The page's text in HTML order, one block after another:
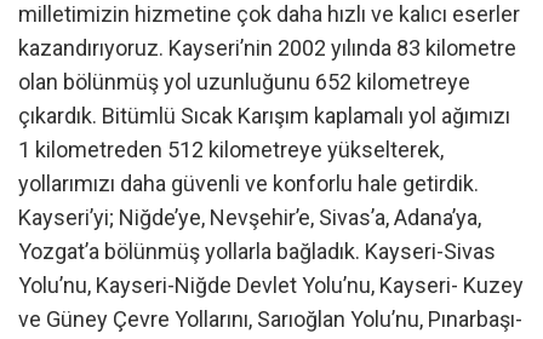
milletimizin hizmetine çok daha hızlı ve kalıcı eserler
kazandırıyoruz. Kayseri’nin 2002 yılında 83 kilometre
olan bölünmüş yol uzunluğunu 652 kilometreye
çıkardık. Bitümlü Sıcak Karışım kaplamalı yol ağımızı
1 kilometreden 512 kilometreye yükselterek,
yollarımızı daha güvenli ve konforlu hale getirdik.
Kayseri’yi; Niğde’ye, Nevşehir’e, Sivas’a, Adana’ya,
Yozgat’a bölünmüş yollarla bağladık. Kayseri-Sivas
Yolu’nu, Kayseri-Niğde Devlet Yolu’nu, Kayseri- Kuzey
ve Güney Çevre Yollarını, Sarıoğlan Yolu’nu, Pınarbaşı-